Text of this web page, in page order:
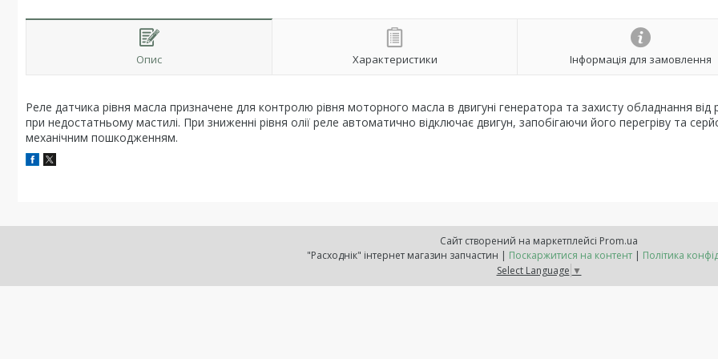
Опис Характеристики Інформація для замовлення
Реле датчика рівня масла призначене для контролю рівня моторного масла в двигуні генератора та захисту обладнання від
при недостатньому мастилі. При зниженні рівня олії реле автоматично відключає двигун, запобігаючи його перегріву та
механічним пошкодженням.
Сайт створений на маркетплейсі Prom.ua
"Расходнік" інтернет магазин запчастин | Поскаржитися на контент | Політика
Select Language ▼